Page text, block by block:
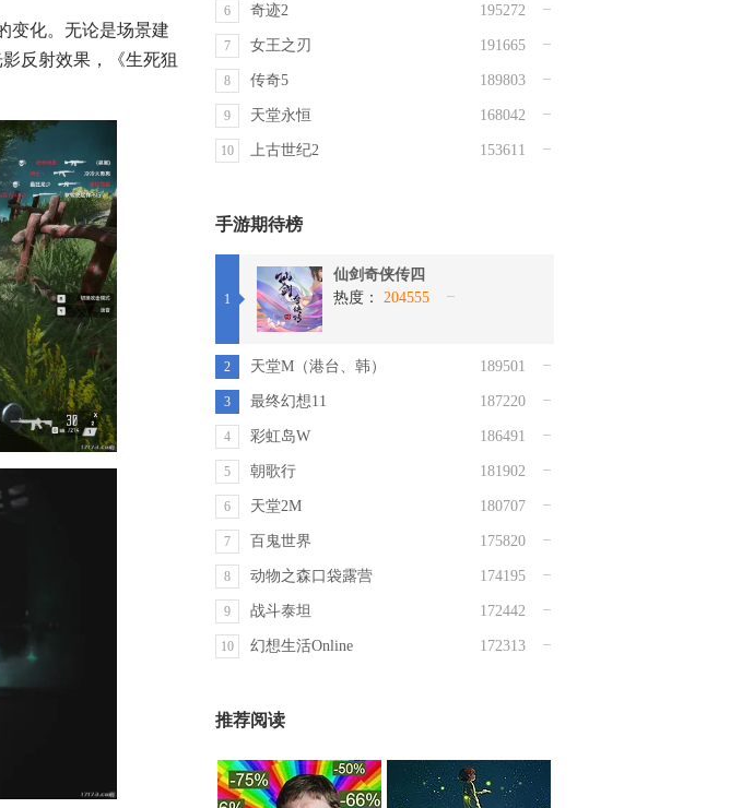
变化。无论是场景建
反射效果，《生死狙
6 奇迹2 195272
7 女王之刃 191665
8 传奇5 189803
9 天堂永恒 168042
10 上古世纪2 153611
手游期待榜
1
仙剑奇侠传四
热度：
204555
2 天堂M（港台、韩） 189501
3 最终幻想11 187220
4 彩虹岛W 186491
5 朝歌行 181902
6 天堂2M 180707
7 百鬼世界 175820
8 动物之森口袋露营 174195
9 战斗泰坦 172442
10 幻想生活Online 172313
推荐阅读